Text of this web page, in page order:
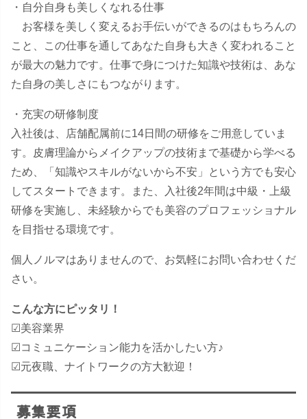
・自分自身も美しくなれる仕事
お客様を美しく変えるお手伝いができるのはもちろんの
こと、この仕事を通してあなた自身も大きく変われること
が最大の魅力です。仕事で身につけた知識や技術は、あな
た自身の美しさにもつながります。
・充実の研修制度
入社後は、店舗配属前に14日間の研修をご用意していま
す。皮膚理論からメイクアップの技術まで基礎から学べる
ため、「知識やスキルがないから不安」という方でも安心
してスタートできます。また、入社後2年間は中級・上級
研修を実施し、未経験からでも美容のプロフェッショナル
を目指せる環境です。
個人ノルマはありませんので、お気軽にお問い合わせくだ
さい。
こんな方にピッタリ！
​☑​美容業界
​☑コミュニケーション能力を活かしたい方♪
☑元夜職、ナイトワークの方大歓迎！
募集要項